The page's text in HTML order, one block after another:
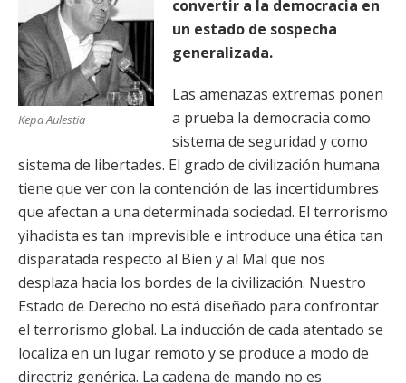
Kepa Aulestia
convertir a la democracia en
un estado de sospecha
generalizada.
Las amenazas extremas ponen
a prueba la democracia como
sistema de seguridad y como
sistema de libertades. El grado de civilización humana
tiene que ver con la contención de las incertidumbres
que afectan a una determinada sociedad. El terrorismo
yihadista es tan imprevisible e introduce una ética tan
disparatada respecto al Bien y al Mal que nos
desplaza hacia los bordes de la civilización. Nuestro
Estado de Derecho no está diseñado para confrontar
el terrorismo global. La inducción de cada atentado se
localiza en un lugar remoto y se produce a modo de
directriz genérica. La cadena de mando no es